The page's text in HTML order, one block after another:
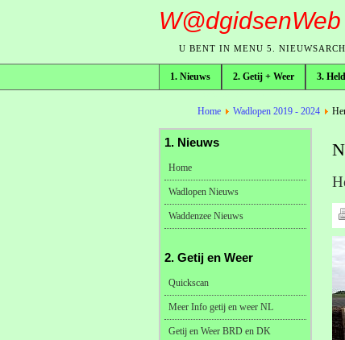
W@dgidsenWeb
U BENT IN MENU 5.
1. Nieuws 2. Getij + Weer 3.
broodkruimelpad
Home Wadlopen 2019 - 2024
1. Nieuws
Home
Wadlopen Nieuws
Waddenzee Nieuws
2. Getij en Weer
Quickscan
Meer Info getij en weer NL
Getij en Weer BRD en DK